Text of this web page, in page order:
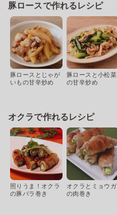
豚ロースで作れるレシピ
豚ロースとじゃが
いもの甘辛炒め
豚ロースと小松菜
の甘辛炒め
オクラで作れるレシピ
照りうま！オクラ
の豚バラ巻き
オクラとミョウガ
の肉巻き